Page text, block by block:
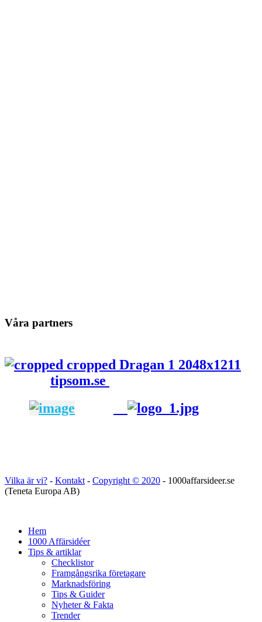
Våra partners
tipsom.se
Vilka är vi? - Kontakt - Copyright © 2020 - 1000affarsideer.se
(Teneta Europa AB)
Hem
1000 Affärsidéer
Tips & artiklar
Checklistor
Framgångsrika företagare
Marknadsföring
Tips & Guider
Nyheter & Fakta
Trender